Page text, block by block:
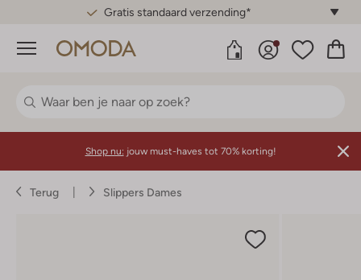
Gratis standaard verzending*
Menu
Shop nu: jouw must-haves tot 70% korting!
Terug Slippers Dames